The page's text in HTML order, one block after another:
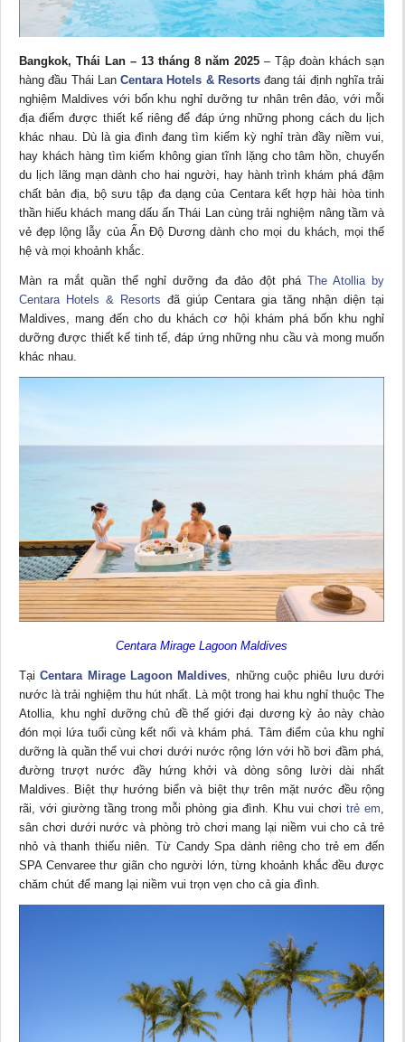
Bangkok, Thái Lan – 13 tháng 8 năm 2025 – Tập đoàn khách sạn
hàng đầu Thái Lan Centara Hotels & Resortsđang tái định nghĩa trải
nghiệm Maldives với bốn khu nghỉ dưỡng tư nhân trên đảo, với mỗi
địa điểm được thiết kế riêng để đáp ứng những phong cách du lịch
khác nhau. Dù là gia đình đang tìm kiếm kỳ nghỉ tràn đầy niềm vui,
hay khách hàng tìm kiếm không gian tĩnh lặng cho tâm hồn, chuyến
du lịch lãng mạn dành cho hai người, hay hành trình khám phá đậm
chất bản địa, bộ sưu tập đa dạng của Centara kết hợp hài hòa tinh
thần hiếu khách mang dấu ấn Thái Lan cùng trải nghiệm nâng tầm và
vẻ đẹp lộng lẫy của Ấn Độ Dương dành cho mọi du khách, mọi thế
hệ và mọi khoảnh khắc.
Màn ra mắt quần thể nghỉ dưỡng đa đảo đột phá The Atollia by
Centara Hotels & Resorts đã giúp Centara gia tăng nhận diện tại
Maldives, mang đến cho du khách cơ hội khám phá bốn khu nghỉ
dưỡng được thiết kế tinh tế, đáp ứng những nhu cầu và mong muốn
khác nhau.
Centara Mirage Lagoon Maldives
TạiCentara Mirage Lagoon Maldives , những cuộc phiêu lưu dưới
nước là trải nghiệm thu hút nhất. Là một trong hai khu nghỉ thuộc The
Atollia, khu nghỉ dưỡng chủ đề thế giới đại dương kỳ ảo này chào
đón mọi lứa tuổi cùng kết nối và khám phá. Tâm điểm của khu nghỉ
dưỡng là quần thể vui chơi dưới nước rộng lớn với hồ bơi đầm phá,
đường trượt nước đầy hứng khởi và dòng sông lười dài nhất
Maldives. Biệt thự hướng biển và biệt thự trên mặt nước đều rộng
rãi, với giường tầng trong mỗi phòng gia đình. Khu vui chơi trẻ em
sân chơi dưới nước và phòng trò chơi mang lại niềm vui cho cả trẻ
nhỏ và thanh thiếu niên. Từ Candy Spa dành riêng cho trẻ em đến
SPA Cenvaree thư giãn cho người lớn, từng khoảnh khắc đều được
chăm chút để mang lại niềm vui trọn vẹn cho cả gia đình.